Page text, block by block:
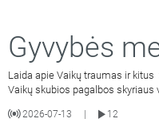
Gyvybės
Laida apie Vaikų traumas ir
Vaikų skubios pagalbos skyriaus
2026-07-13 12